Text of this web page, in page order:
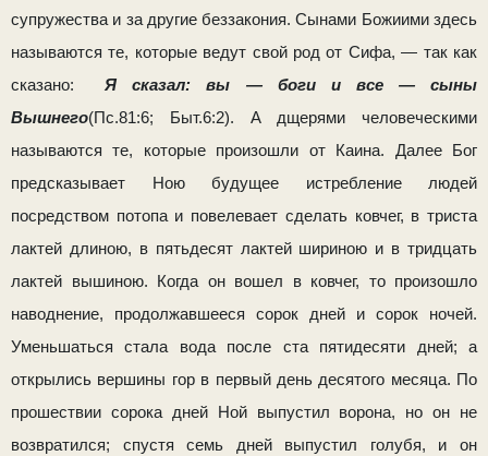
супружества и за дру­гие беззакония. Сынами Божиими здесь
называются те, которые ведут свой род от Сифа, — так как
сказано:Я сказал: вы — боги и все — сыны
Вышнего(Пс.81:6; Быт.6:2). А дще­рями человеческими
называются те, которые произошли от Каина. Далее Бог
предсказывает Ною будущее истребление людей
посредством потопа и повелевает сделать ковчег, в триста
лактей длиною, в пятьдесят лактей шириною и в трид­цать
лактей вышиною. Когда он вошел в ковчег, то про­изошло
наводнение, продолжавшееся сорок дней и сорок ночей.
Уменьшаться стала вода после ста пятидесяти дней; а
откры­лись вершины гор в первый день десятого месяца. По
прошествии сорока дней Ной выпустил ворона, но он не
возвра­тился; спустя семь дней выпустил голубя, и он